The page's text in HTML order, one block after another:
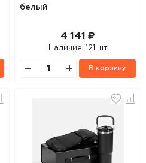
белый
4 141 ₽
Наличие: 121 шт
В корзину